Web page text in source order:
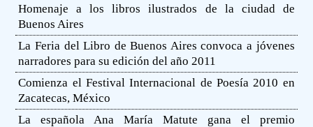
Homenaje a los libros ilustrados de la ciudad de
Buenos Aires
La Feria del Libro de Buenos Aires convoca a jóvenes
narradores para su edición del año 2011
Comienza el Festival Internacional de Poesía 2010 en
Zacatecas, México
La española Ana María Matute gana el premio